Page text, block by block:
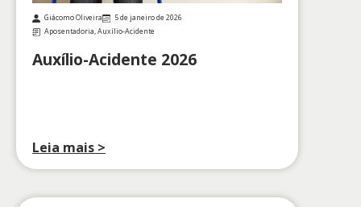
Giácomo Oliveira
5 de janeiro de 2026
Aposentadoria,Auxílio-Acidente
Auxílio-Acidente 2026
Leia mais >